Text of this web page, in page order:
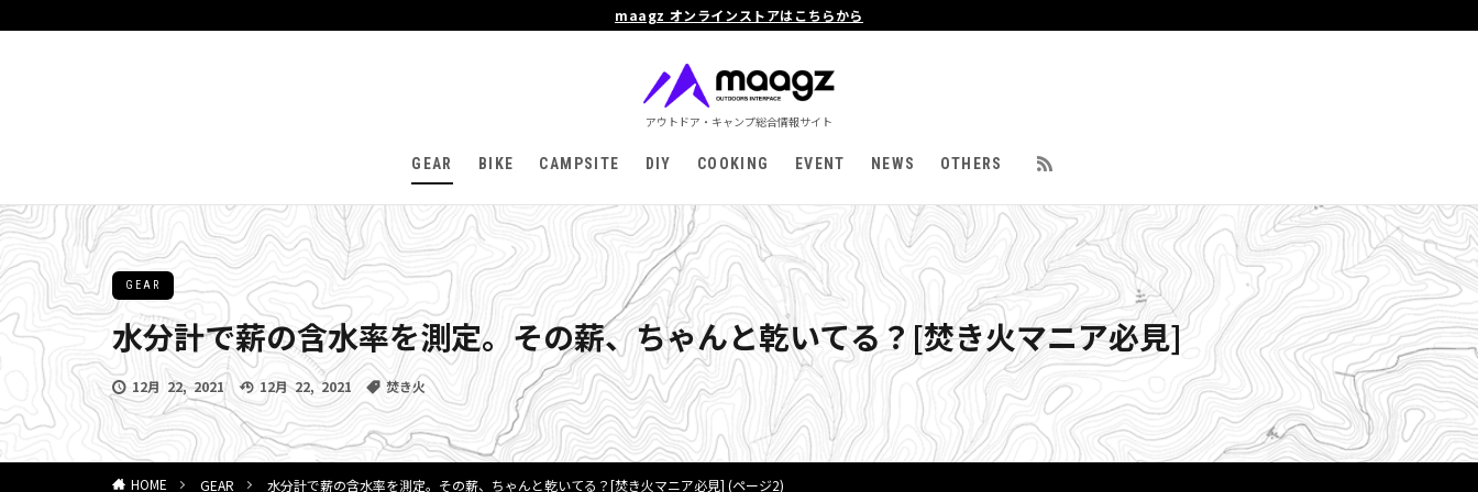
maagz オンラインストアはこちらから
アウトドア・キャンプ総合情報サイト
GEAR BIKE CAMPSITE DIY COOKING EVENT NEWS OTHERS
GEAR
水分計で薪の含水率を測定。その薪、ちゃんと乾いてる？[焚き火マニア必見]
12月 22, 2021 12月 22, 2021 焚き火
HOME GEAR 水分計で薪の含水率を測定。その薪、ちゃんと乾いてる？[焚き火マニア必見] (ページ2)